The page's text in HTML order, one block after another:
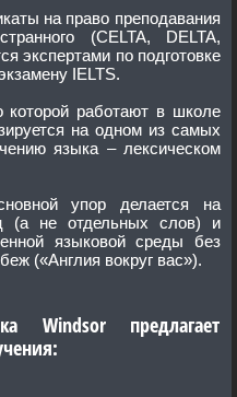
(CELTA, DELTA,
языковому экзамену IELTS.
которой работают в школе
– лексическом
упор делается на
языковой среды без
(«Англия вокруг вас»).
Windsor предлагает